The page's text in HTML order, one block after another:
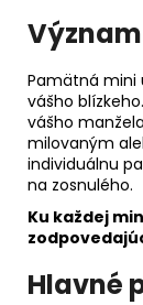
Pamätná mini
vášho
vášho
milovaným
individuálnu
na zosnulého.
Ku každej
Hlavné